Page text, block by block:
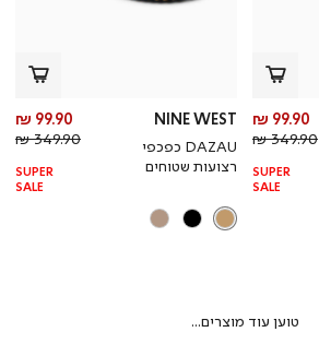
מחיר
מוצר
99.90 ₪
מחיר
רגיל
349.90 ₪
SUPER
SALE
NINE WEST
DAZAU כפכפי
רצועות שטוחים
99.90 ₪
349.90 ₪
SUPER
SALE